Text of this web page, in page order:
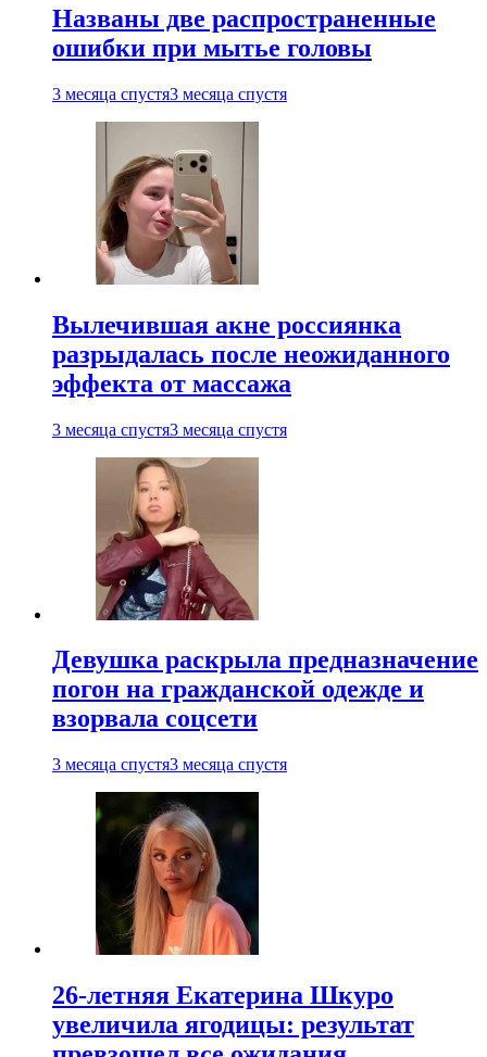
Названы две распространенные
ошибки при мытье головы
3 месяца спустя3 месяца спустя
Вылечившая акне россиянка
разрыдалась после неожиданного
эффекта от массажа
3 месяца спустя3 месяца спустя
Девушка раскрыла предназначение
погон на гражданской одежде и
взорвала соцсети
3 месяца спустя3 месяца спустя
26-летняя Екатерина Шкуро
увеличила ягодицы: результат